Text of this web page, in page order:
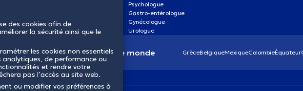
Flandre-Orientale
Psychologue
Gastro-entérologue
Gynécologue
Urologue
révolutionnons la santé dans le monde GrèceBelgiqueMexiqueColombieÉquateur
des cookies afin de
la sécurité ainsi que le
les cookies non essentiels
de performance ou
et rendre votre
pas l’accès au site web.
ou modifier vos préférences à